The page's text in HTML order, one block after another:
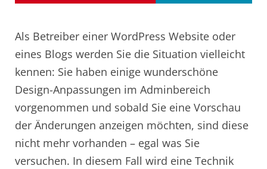
Als Betreiber einer WordPress Website oder
eines Blogs werden Sie die Situation vielleicht
kennen: Sie haben einige wunderschöne
Design-Anpassungen im Adminbereich
vorgenommen und sobald Sie eine Vorschau
der Änderungen anzeigen möchten, sind diese
nicht mehr vorhanden – egal was Sie
versuchen. In diesem Fall wird eine Technik